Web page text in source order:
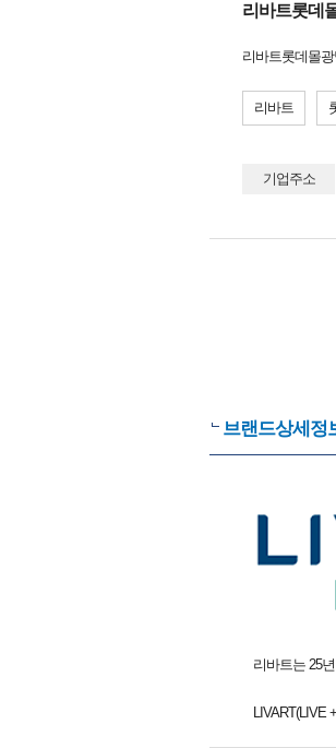
리바트롯데
리바트롯데몰
리바트
기업주소
브랜드상세정
리바트는 25